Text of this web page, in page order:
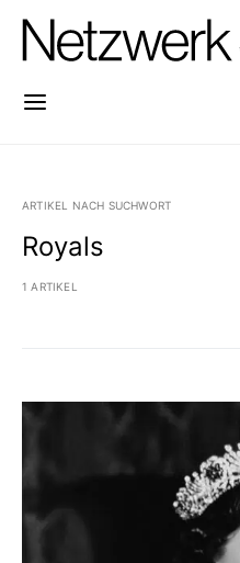
ARTIKEL NACH SUCHWORT
Royals
1 ARTIKEL